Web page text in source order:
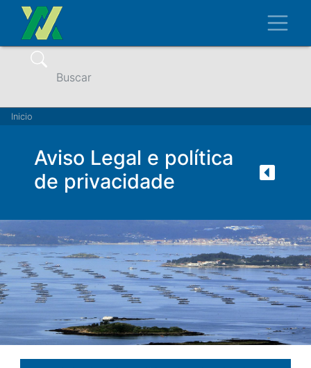
contido
principal
Buscar
Miga
Inicio
Aviso Legal e política
de privacidade